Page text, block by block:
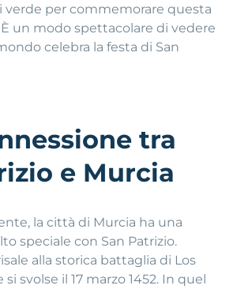
verde per commemorare questa
un modo spettacolare di vedere
celebra la festa di San
tra
e Murcia
la città di Murcia ha una
speciale con San Patrizio.
alla storica battaglia di Los
svolse il 17 marzo 1452. In quel